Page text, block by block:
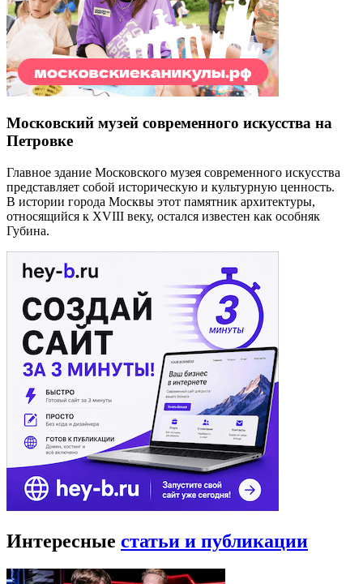
Московский музей современного искусства на
Петровке
Главное здание Московского музея современного искусства
представляет собой историческую и культурную ценность.
В истории города Москвы этот памятник архитектуры,
относящийся к XVIII веку, остался известен как особняк
Губина.
Интересные статьи и публикации